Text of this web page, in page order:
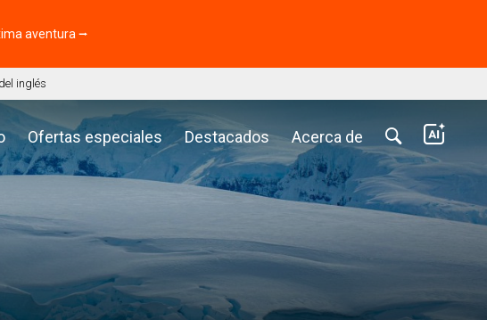
aventura ⭢
inglés
Ofertas especiales Destacados Acerca de